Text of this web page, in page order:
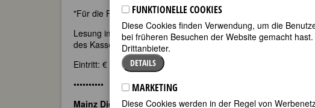
"Für die Frau" Luise F. Pusch liest Glossen und erinnert an
Lesung im Eulensaal der Murhardschen Bibliothek Brüder-
des Kasseler FrauenLesbenZentrums
Eintritt: € 8 / 6 (ermässigt)
••••••••••
Mainz Dienstag, 6. März 2007Rathaus, Ratssaal
FUNKTIONELLE COOKIES
Diese Cookies finden Verwendung, um die
bei früheren Besuchen der Website gemacht
Drittanbieter.
DETAILS
MARKETING
Diese Cookies werden in der Regel von